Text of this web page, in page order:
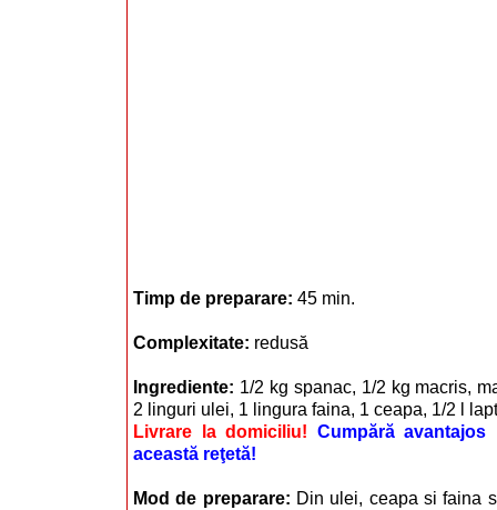
Timp de preparare: 45 min.
Complexitate: redusă
Ingrediente: 1/2 kg spanac, 1/2 kg macris,
2 linguri ulei, 1 lingura faina, 1 ceapa, 1/2 l
Livrare la domiciliu! Cumpără avantajos
această reţetă!
Mod de preparare: Din ulei, ceapa si faina